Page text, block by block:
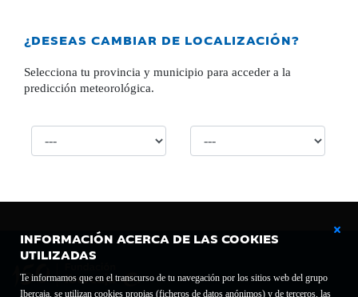
INFORMACIÓN ACERCA DE LAS COOKIES
UTILIZADAS
Te informamos que en el transcurso de tu navegación por los sitios web del grupo
Ibercaja, se utilizan cookies propias (ficheros de datos anónimos) y de terceros, las
¿DESEAS CAMBIAR DE LOCALIZACIÓN?
Selecciona tu provincia y municipio para acceder a la
predicción meteorológica.